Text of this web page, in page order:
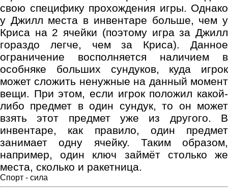
свою специфику прохождения игры. Однако
у Джилл места в инвентаре больше, чем у
Криса на 2 ячейки (поэтому игра за Джилл
гораздо легче, чем за Криса). Данное
ограничение восполняется наличием в
особняке больших сундуков, куда игрок
может сложить ненужные на данный момент
вещи. При этом, если игрок положил какой-
либо предмет в один сундук, то он может
взять этот предмет уже из другого. В
инвентаре, как правило, один предмет
занимает одну ячейку. Таким образом,
например, один ключ займёт столько же
места, сколько и ракетница.
Спорт - сила